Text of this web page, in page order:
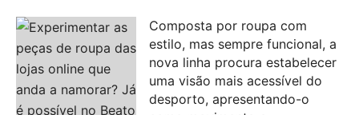
Composta por roupa com
estilo, mas sempre funcional, a
nova linha procura estabelecer
uma visão mais acessível do
desporto, apresentando-o